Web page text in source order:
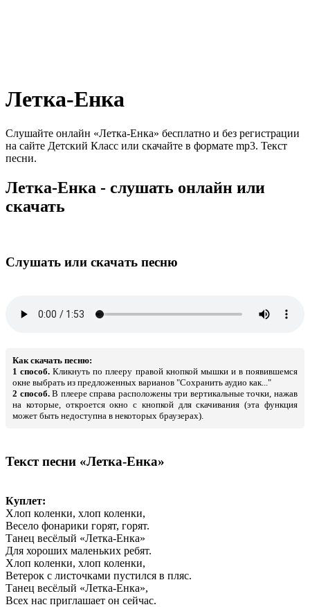
Летка-Енка
Слушайте онлайн «Летка-Енка» бесплатно и без регистрации
на сайте Детский Класс или скачайте в формате mp3. Текст
песни.
Летка-Енка - слушать онлайн или
скачать
Слушать или скачать песню
Как скачать песню:
1 способ. Кликнуть по плееру правой кнопкой мышки и в появившемся
окне выбрать из предложенных варианов "Сохранить аудио как..."
2 способ.В плеере справа расположены три вертикальные точки, нажав
на которые, откроется окно с кнопкой для скачивания (эта функция
может быть недоступна в некоторых браузерах).
Текст песни «Летка-Енка»
Куплет:
Хлоп коленки, хлоп коленки,
Весело фонарики горят, горят.
Танец весёлый «Летка-Енка»
Для хороших маленьких ребят.
Хлоп коленки, хлоп коленки,
Ветерок с листочками пустился в пляс.
Танец весёлый «Летка-Енка»,
Всех нас приглашает он сейчас.